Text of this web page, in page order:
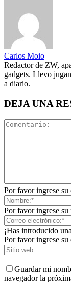
Carlos Moio
Redactor de ZW,
gadgets. Llevo
a diario.
DEJA UNA
Por favor ingrese su
Por favor ingrese su
¡Has introducido
Por favor ingrese
Guardar mi
navegador la